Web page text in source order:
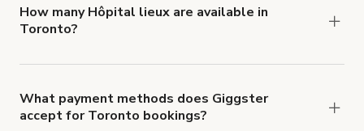
'Filters' to look for something specific.
How many Hôpital lieux are available in
Toronto?
What payment methods does Giggster
accept for Toronto bookings?